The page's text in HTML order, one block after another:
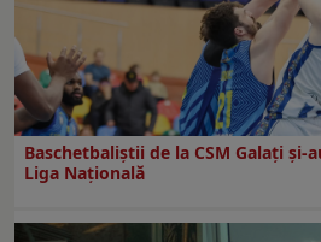
Baschetbaliștii de la CSM Galați
Liga Națională